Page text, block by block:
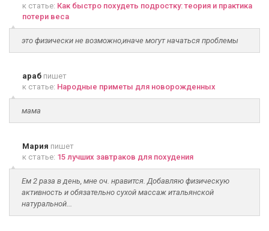
к статье: Как быстро похудеть подростку: теория и практика
потери веса
это физически не возможно,иначе могут начаться проблемы
араб пишет
к статье: Народные приметы для новорожденных
мама
Мария пишет
к статье: 15 лучших завтраков для похудения
Ем 2 раза в день, мне оч. нравится. Добавляю физическую
активность и обязательно сухой массаж итальянской
натуральной...